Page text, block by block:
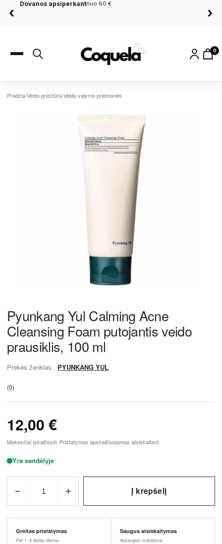
‹
Dovanos apsiperkantnuo 60 €
›
0
Pradžia/Veido priežiūra/Veido valymo priemonės
Pyunkang Yul Calming Acne
Cleansing Foam putojantis veido
prausiklis, 100 ml
Prekės ženklas: PYUNKANG YUL
(0)
12,00 €
Mokesčiai įskaičiuoti. Pristatymas apskaičiuojamas atsiskaitant.
Yra sandėlyje
− 1 + Į krepšelį
Greitas pristatymas
Per 1–3 darbo dienas
Saugus atsiskaitymas
Apsaugoti mokėjimai